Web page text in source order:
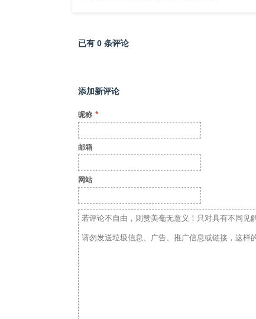
已有 0 条评论
添加新评论
昵称 *
邮箱
网站